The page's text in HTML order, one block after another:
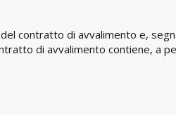
contratto di avvalimento e,
di avvalimento contiene, a